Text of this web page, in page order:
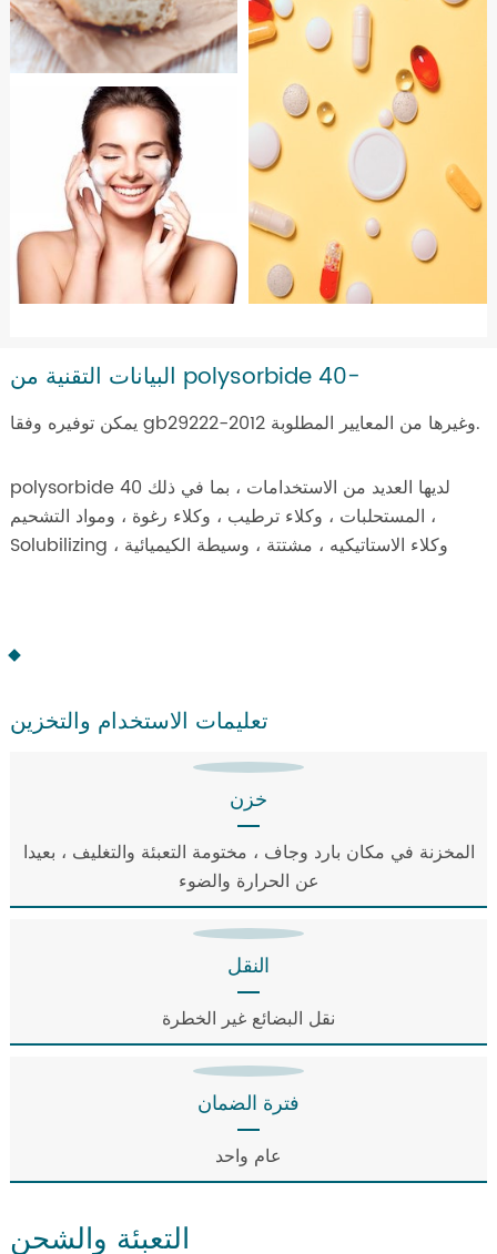
البيانات التقنية من polysorbide 40-
يمكن توفيره وفقا gb29222-2012 وغيرها من المعايير المطلوبة.
polysorbide 40 لديها العديد من الاستخدامات ، بما في ذلك
المستحلبات ، وكلاء ترطيب ، وكلاء رغوة ، ومواد التشحيم ،
Solubilizing ، وكلاء الاستاتيكيه ، مشتتة ، وسيطة الكيميائية
تعليمات الاستخدام والتخزين
خزن
المخزنة في مكان بارد وجاف ، مختومة التعبئة والتغليف ، بعيدا
عن الحرارة والضوء
النقل
نقل البضائع غير الخطرة
فترة الضمان
عام واحد
التعبئة والشحن